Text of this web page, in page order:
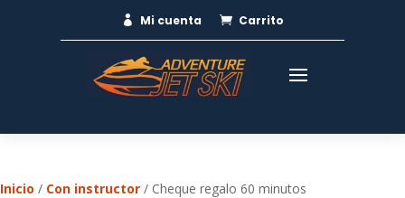
 Mi cuenta  Carrito
Inicio / Con instructor / Cheque regalo 60 minutos